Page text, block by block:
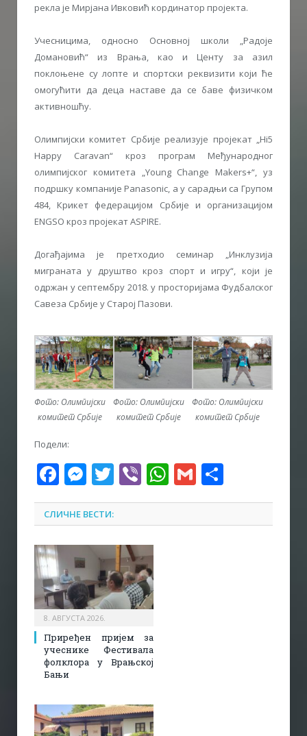
рекла је Мирјана Ивковић кординатор пројекта.
Учесницима, односно Основној школи „Радоје
Домановић“ из Врања, као и Центу за азил
поклоњене су лопте и спортски реквизити који ће
омогућити да деца наставе да се баве физичком
активношћу.
Олимпијски комитет Србије реализује пројекат „Hi5
Happy Caravan“ кроз програм Међународног
олимпијског комитета „Young Change Makers+“, уз
подршку компаније Panasonic, а у сарадњи са Групом
484, Крикет федерацијом Србије и организацијом
ENGSO кроз пројекат ASPIRE.
Догађајима је претходио семинар „Инклузија
миграната у друштво кроз спорт и игру“, који је
одржан у септембру 2018. у просторијама Фудбалског
Савеза Србије у Старој Пазови.
Фото: Олимпијски
комитет Србије
Фото: Олимпијски
комитет Србије
Фото: Олимпијски
комитет Србије
Подели:
Facebook
Messenger
Twitter
ViberWhatsApp
Gmail
СЛИЧНЕ ВЕСТИ:
8. АВГУСТА 2026.
Приређен пријем за
учеснике Фестивала
фолклора у Врањској
Бањи